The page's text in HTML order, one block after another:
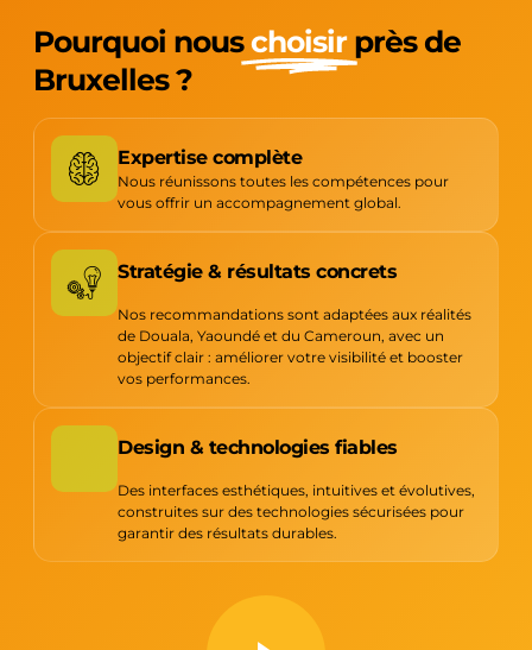
Pourquoi nouschoisir près de
Bruxelles ?
Expertise complète
Nous réunissons toutes les compétences pour
vous offrir un accompagnement global.
Stratégie & résultats concrets
Nos recommandations sont adaptées aux réalités
de Douala, Yaoundé et du Cameroun, avec un
objectif clair : améliorer votre visibilité et booster
vos performances.
Design & technologies fiables
Des interfaces esthétiques, intuitives et évolutives,
construites sur des technologies sécurisées pour
garantir des résultats durables.